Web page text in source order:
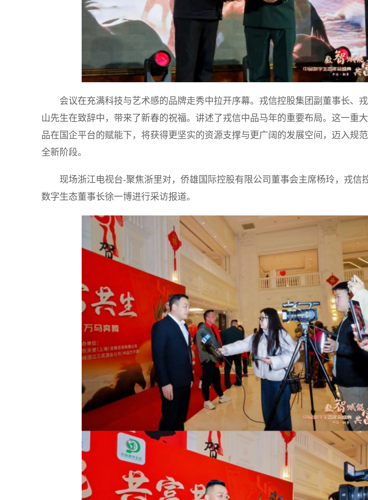
会议在充满科技与艺术感的品牌走秀中拉开序幕。戎信控股集团副董事长、
山先生在致辞中，带来了新春的祝福。讲述了戎信中品马年的重要布局。这一重
品在国企平台的赋能下，将获得更坚实的资源支撑与更广阔的发展空间，迈入规
全新阶段。
现场浙江电视台-聚焦浙里对，侨雄国际控股有限公司董事会主席杨玲，戎信
数字生态董事长徐一博进行采访报道。